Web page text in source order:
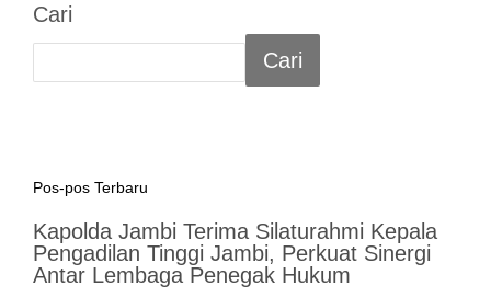
Cari
Cari
Pos-pos Terbaru
Kapolda Jambi Terima Silaturahmi Kepala
Pengadilan Tinggi Jambi, Perkuat Sinergi
Antar Lembaga Penegak Hukum